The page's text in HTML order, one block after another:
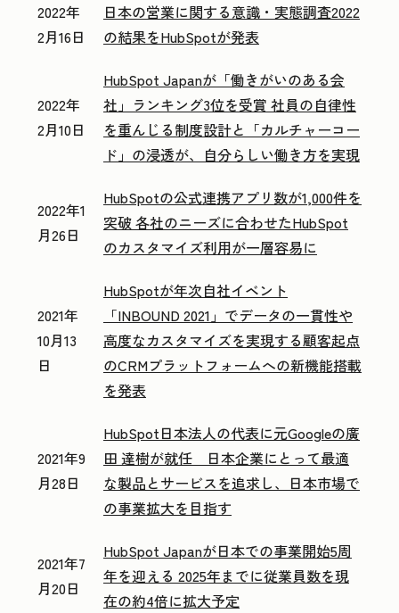
2022年
2月16日
日本の営業に関する意識・実態調査2022
の結果をHubSpotが発表
2022年
2月10日
HubSpot Japanが「働きがいのある会
社」ランキング3位を受賞 社員の自律性
を重んじる制度設計と「カルチャーコー
ド」の浸透が、自分らしい働き方を実現
2022年1
月26日
HubSpotの公式連携アプリ数が1,000件を
突破 各社のニーズに合わせたHubSpot
のカスタマイズ利用が一層容易に
2021年
10月13
日
HubSpotが年次自社イベント
「INBOUND 2021」でデータの一貫性や
高度なカスタマイズを実現する顧客起点
のCRMプラットフォームへの新機能搭載
を発表
2021年9
月28日
HubSpot日本法人の代表に元Googleの廣
田 達樹が就任 日本企業にとって最適
な製品とサービスを追求し、日本市場で
の事業拡大を目指す
2021年7
月20日
HubSpot Japanが日本での事業開始5周
年を迎える 2025年までに従業員数を現
在の約4倍に拡大予定